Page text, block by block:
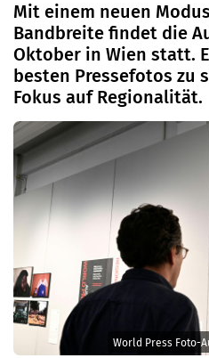
World Press Foto-
Mit einem neuen
Bandbreite findet die
Oktober in Wien statt.
besten Pressefotos zu
Fokus auf Regionalität.